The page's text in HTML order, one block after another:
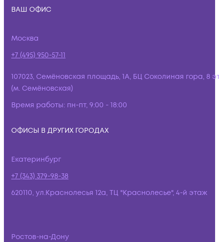
ВАШ ОФИС
Москва
+7 (495) 950-57-11
107023, Семёновская площадь, 1А, БЦ Соколиная гора, 8
(м. Семёновская)
Время работы: пн-пт, 9:00 - 18:00
ОФИСЫ В ДРУГИХ ГОРОДАХ
Екатеринбург
+7 (343) 379-98-38
620110, ул.Краснолесья 12а, ТЦ "Краснолесье", 4-й этаж
Ростов-на-Дону